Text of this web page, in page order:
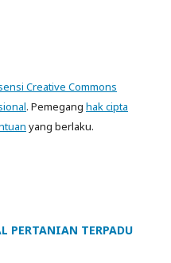
Creative Commons
. Pemegang hak cipta
yang berlaku.
PERTANIAN TERPADU